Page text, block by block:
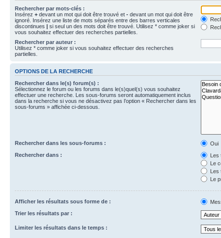
Rechercher par mots-clés :
Insérez + devant un mot qui doit être trouvé et - devant un mot qui doit être
ignoré. Insérez une liste de mots séparés entre des barres verticales
discontinues | si seul un des mots doit être trouvé. Utilisez * comme joker si
vous souhaitez effectuer des recherches partielles.
Rechercher par auteur :
Utilisez * comme joker si vous souhaitez effectuer des recherches
partielles.
OPTIONS DE LA RECHERCHE
Rechercher dans le(s) forum(s) :
Sélectionnez le forum ou les forums dans le(s)quel(s) vous souhaitez
effectuer une recherche. Les sous-forums seront automatiquement inclus
dans la recherche si vous ne désactivez pas l’option « Rechercher dans les
sous-forums » affichée ci-dessous.
Rechercher dans les sous-forums :
Oui
Rechercher dans :
Les
Le
Les
Le
Afficher les résultats sous forme de :
Trier les résultats par :
Limiter les résultats dans le temps :